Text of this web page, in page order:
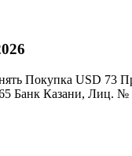
Покупка USD 73
Банк Казани, Лиц. №